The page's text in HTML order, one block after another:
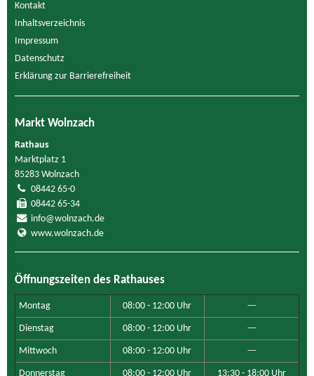
Kontakt
Inhaltsverzeichnis
Impressum
Datenschutz
Erklärung zur Barrierefreiheit
Markt Wolnzach
Rathaus
Marktplatz 1
85283 Wolnzach
08442 65-0
08442 65-34
info@wolnzach.de
www.wolnzach.de
Öffnungszeiten des Rathauses
Montag 08:00 - 12:00 Uhr ---
Dienstag 08:00 - 12:00 Uhr ---
Mittwoch 08:00 - 12:00 Uhr ---
Donnerstag 08:00 - 12:00 Uhr 13:30 - 18:00 Uhr